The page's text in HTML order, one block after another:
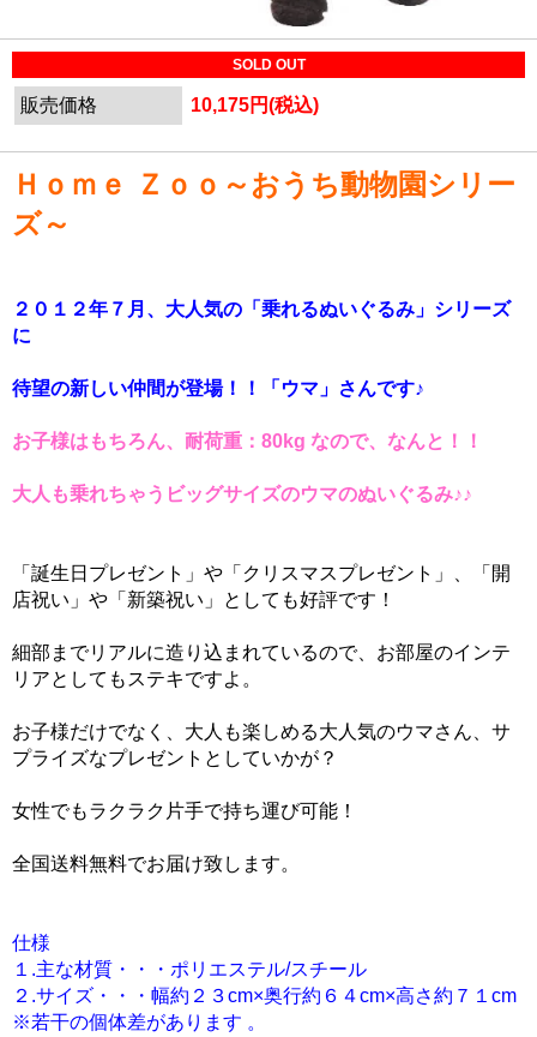
SOLD OUT
販売価格 10,175円(税込)
Ｈｏｍｅ Ｚｏｏ～おうち動物園シリー
ズ～
２０１２年７月、大人気の「乗れるぬいぐるみ」シリーズ
に
待望の新しい仲間が登場！！「ウマ」さんです♪
お子様はもちろん、耐荷重：80kg なので、なんと！！
大人も乗れちゃうビッグサイズのウマのぬいぐるみ♪♪
「誕生日プレゼント」や「クリスマスプレゼント」、「開
店祝い」や「新築祝い」としても好評です！
細部までリアルに造り込まれているので、お部屋のインテ
リアとしてもステキですよ。
お子様だけでなく、大人も楽しめる大人気のウマさん、サ
プライズなプレゼントとしていかが？
女性でもラクラク片手で持ち運び可能！
全国送料無料でお届け致します。
仕様
１.主な材質・・・ポリエステル/スチール
２.サイズ・・・幅約２３cm×奥行約６４cm×高さ約７１cm
※若干の個体差があります 。